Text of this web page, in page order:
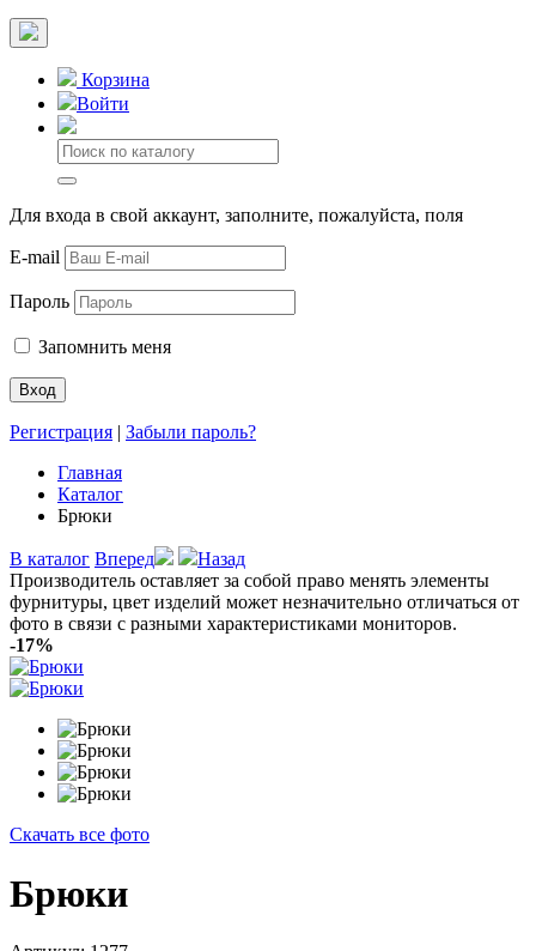
Корзина
Войти
Для входа в свой аккаунт, заполните, пожалуйста, поля
E-mail
Пароль
Запомнить меня
Регистрация | Забыли пароль?
Главная
Каталог
Брюки
В каталог Вперед
Назад
Производитель оставляет за собой право менять элементы
фурнитуры, цвет изделий может незначительно отличаться от
фото в связи с разными характеристиками мониторов.
-17%
Скачать все фото
Брюки